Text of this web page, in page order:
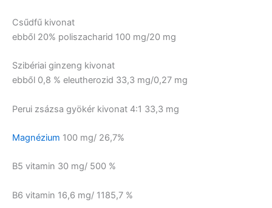
Csűdfű kivonat
ebből 20% poliszacharid 100 mg/20 mg
Szibériai ginzeng kivonat
ebből 0,8 % eleutherozid 33,3 mg/0,27 mg
Perui zsázsa gyökér kivonat 4:1 33,3 mg
Magnézium 100 mg/ 26,7%
B5 vitamin 30 mg/ 500 %
B6 vitamin 16,6 mg/ 1185,7 %